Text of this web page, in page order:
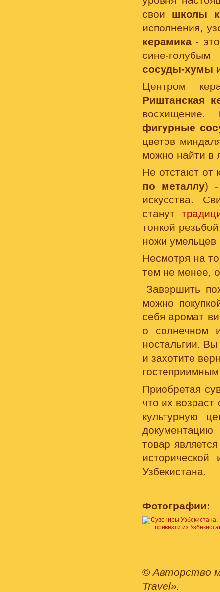
свои школы
исполнения,
керамика -
сине-
сосуды-хумы
Центром
Риштанская
восхищение.
фигурные
цветов
можно найти в
Не отстают от
по металлу) -
искусства.
станут
тонкой
ножи умельцев
Несмотря на
тем не менее,
Завершить
можно
себя аромат
о солнечном
ностальгии.
и захотите
Приобретая
что их
культурную
документацию
товар
Узбекистана.
Фотографии:
© Авторство
Travel».